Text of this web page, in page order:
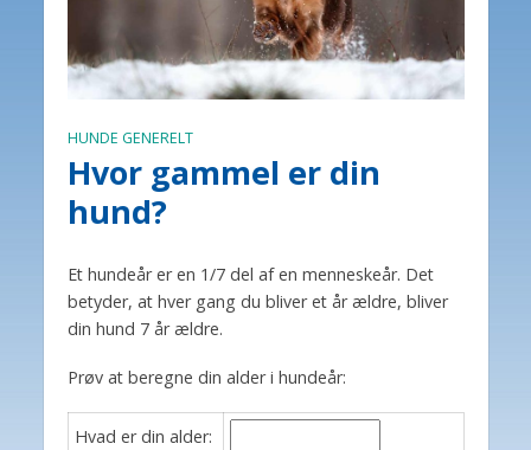
HUNDE GENERELT
Hvor gammel er din
hund?
Et hundeår er en 1/7 del af en menneskeår. Det
betyder, at hver gang du bliver et år ældre, bliver
din hund 7 år ældre.
Prøv at beregne din alder i hundeår:
Hvad er din alder: